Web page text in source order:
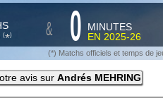
(*) & 0
MINUTES
EN 2025-26
(*) Matchs officiels et temps de
avis sur Andrés MEHRING